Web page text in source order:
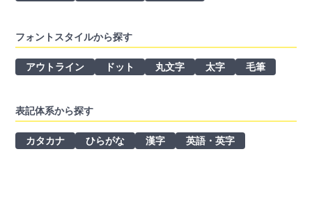
フォントスタイルから探す
アウトライン ドット 丸文字 太字 毛筆
表記体系から探す
カタカナ ひらがな 漢字 英語・英字